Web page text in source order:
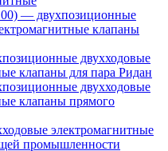
— двухпозиционные
клапаны
двухходовые
клапаны для пара Ридан
двухходовые
клапаны прямого
электромагнитные
промышленности